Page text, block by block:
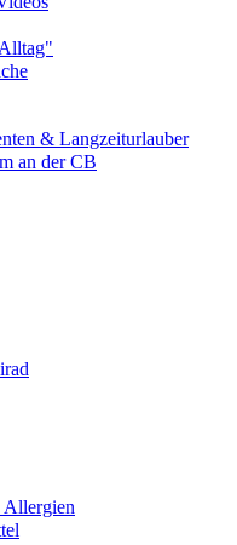
& Langzeiturlauber
an der CB